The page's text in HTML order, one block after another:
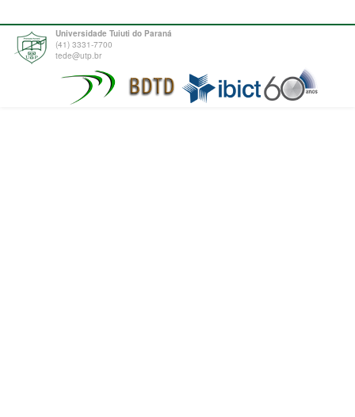
Universidade Tuiuti do Paraná
(41) 3331-7700
tede@utp.br